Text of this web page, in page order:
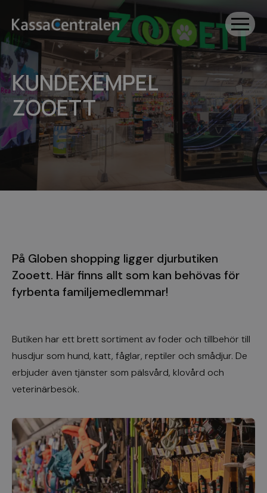
KUNDEXEMPEL
ZOOETT
På Globen shopping ligger djurbutiken
Zooett. Här finns allt som kan behövas för
fyrbenta familjemedlemmar!
Butiken har ett brett sortiment av foder och tillbehör till
husdjur som hund, katt, fåglar, reptiler och smådjur. De
erbjuder även tjänster som pälsvård, klovård och
veterinärbesök.